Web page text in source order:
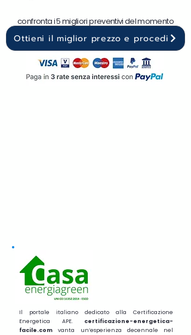
confronta i 5 migliori preventivi del momento
Ottieni il miglior prezzo e procedi
Il portale italiano dedicato alla Certificazione
Energetica APE. certificazione-energetica-
facile.com vanta un’esperienza decennale nel